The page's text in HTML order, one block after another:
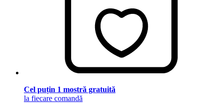
Cel puțin 1 mostră gratuită
la fiecare comandă